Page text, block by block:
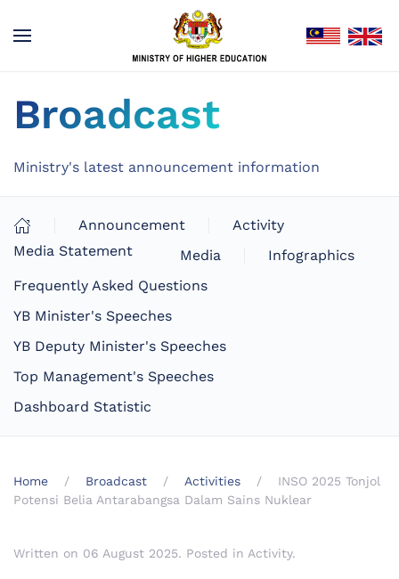
Broadcast
Ministry's latest announcement information
Announcement
Activity
Media Statement
Media
Infographics
Frequently Asked Questions
YB Minister's Speeches
YB Deputy Minister's Speeches
Top Management's Speeches
Dashboard Statistic
Home Broadcast Activities
INSO 2025 Tonjol
Potensi Belia Antarabangsa Dalam Sains Nuklear
Written on 06 August 2025. Posted in Activity.